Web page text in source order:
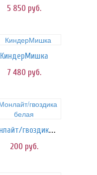
5 850 руб.
КиндерМишка
7 480 руб.
Монлайт/гвоздика белая
200 руб.